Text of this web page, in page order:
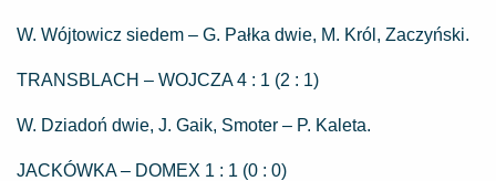
W. Wójtowicz siedem – G. Pałka dwie, M. Król, Zaczyński.
TRANSBLACH – WOJCZA 4 : 1 (2 : 1)
W. Dziadoń dwie, J. Gaik, Smoter – P. Kaleta.
JACKÓWKA – DOMEX 1 : 1 (0 : 0)